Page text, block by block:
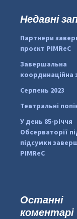
:Недавні
Партнери
проєкт PIMReC
Завершальна
координаційна
Серпень 2023
Театральні
У день 85-річчя
Обсерваторії
підсумки
PIMReC
Останні
коментарі